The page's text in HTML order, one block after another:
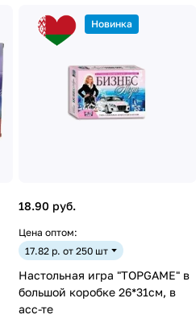
Новинка
18.90 руб.
Цена оптом:
17.82 р. от 250 шт
Настольная игра "TOPGAME" в
большой коробке 26*31см, в
асс-те